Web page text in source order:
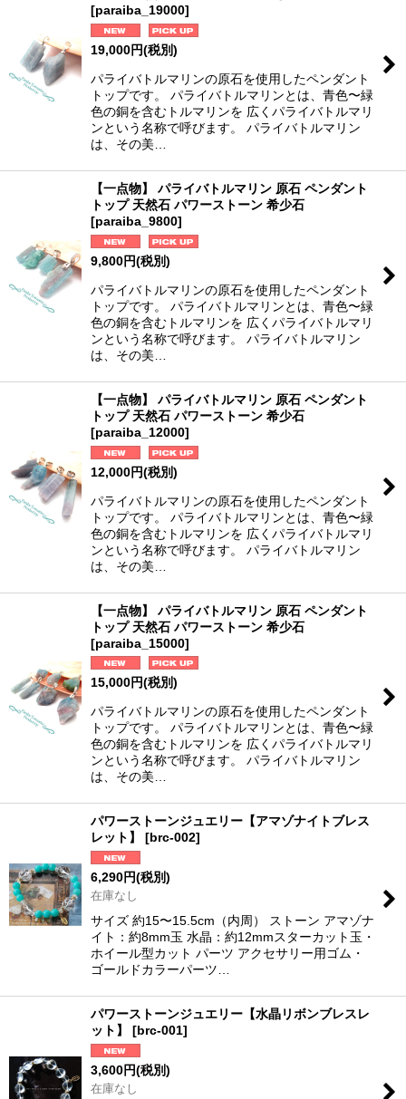
[paraiba_19000]
19,000円(税別)
パライバトルマリンの原石を使用したペンダント
トップです。 パライバトルマリンとは、青色〜緑
色の銅を含むトルマリンを 広くパライバトルマリ
ンという名称で呼びます。 パライバトルマリン
は、その美…
【一点物】 パライバトルマリン 原石 ペンダント
トップ 天然石 パワーストーン 希少石
[paraiba_9800]
9,800円(税別)
パライバトルマリンの原石を使用したペンダント
トップです。 パライバトルマリンとは、青色〜緑
色の銅を含むトルマリンを 広くパライバトルマリ
ンという名称で呼びます。 パライバトルマリン
は、その美…
【一点物】 パライバトルマリン 原石 ペンダント
トップ 天然石 パワーストーン 希少石
[paraiba_12000]
12,000円(税別)
パライバトルマリンの原石を使用したペンダント
トップです。 パライバトルマリンとは、青色〜緑
色の銅を含むトルマリンを 広くパライバトルマリ
ンという名称で呼びます。 パライバトルマリン
は、その美…
【一点物】 パライバトルマリン 原石 ペンダント
トップ 天然石 パワーストーン 希少石
[paraiba_15000]
15,000円(税別)
パライバトルマリンの原石を使用したペンダント
トップです。 パライバトルマリンとは、青色〜緑
色の銅を含むトルマリンを 広くパライバトルマリ
ンという名称で呼びます。 パライバトルマリン
は、その美…
パワーストーンジュエリー【アマゾナイトブレス
レット】
[brc-002]
6,290円(税別)
在庫なし
サイズ 約15〜15.5cm（内周） ストーン アマゾナ
イト：約8mm玉 水晶：約12mmスターカット玉・
ホイール型カット パーツ アクセサリー用ゴム・
ゴールドカラーパーツ…
パワーストーンジュエリー【水晶リボンブレスレ
ット】
[brc-001]
3,600円(税別)
在庫なし